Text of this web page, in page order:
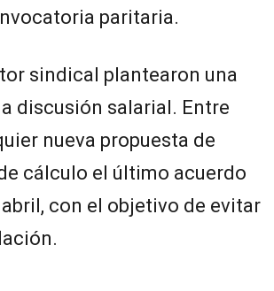
paritaria.
sindical plantearon una
discusión salarial. Entre
nueva propuesta de
cálculo el último acuerdo
con el objetivo de evitar